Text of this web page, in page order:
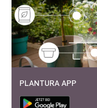
PLANTURA APP